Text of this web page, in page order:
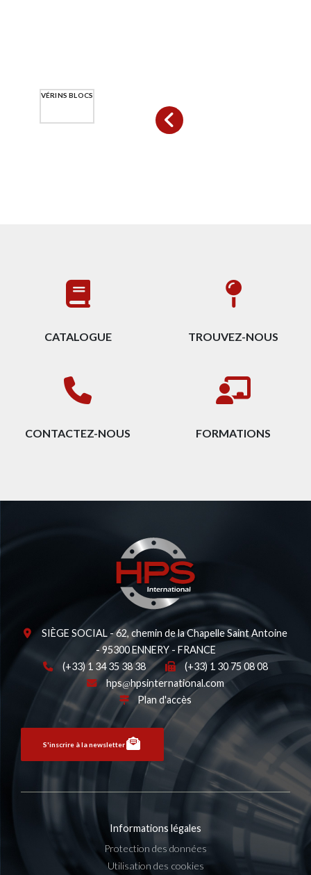
VÉRINS BLOCS
CATALOGUE TROUVEZ-NOUS
CONTACTEZ-NOUS FORMATIONS
SIÈGE SOCIAL - 62, chemin de la Chapelle Saint Antoine
- 95300 ENNERY - FRANCE
(+33) 1 34 35 38 38
(+33) 1 30 75 08 08
hps
hpsinternational.com
Plan d'accès
S'inscrire à la newsletter
Informations légales
Protection des données
Utilisation des cookies